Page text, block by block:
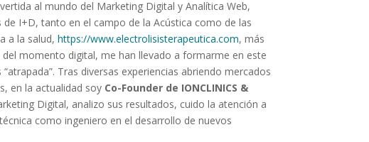
al mundo del Marketing Digital y Analítica Web,
I+D, tanto en el campo de la Acústica como de las
a la salud,https://www.electrolisisterapeutica.com, más
momento digital, me han llevado a formarme en este
Tras diversas experiencias abriendo mercados
en la actualidad soy Co-Founder de IONCLINICS &
Digital, analizo sus resultados, cuido la atención a
como ingeniero en el desarrollo de nuevos